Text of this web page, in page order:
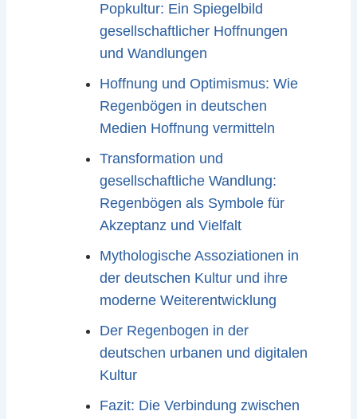
Popkultur: Ein Spiegelbild
gesellschaftlicher Hoffnungen
und Wandlungen
Hoffnung und Optimismus: Wie
Regenbögen in deutschen
Medien Hoffnung vermitteln
Transformation und
gesellschaftliche Wandlung:
Regenbögen als Symbole für
Akzeptanz und Vielfalt
Mythologische Assoziationen in
der deutschen Kultur und ihre
moderne Weiterentwicklung
Der Regenbogen in der
deutschen urbanen und digitalen
Kultur
Fazit: Die Verbindung zwischen